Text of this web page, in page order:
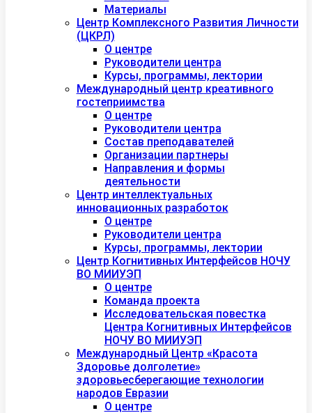
Материалы
Центр Комплексного Развития Личности
(ЦКРЛ)
О центре
Руководители центра
Курсы, программы, лектории
Международный центр креативного
гостеприимства
О центре
Руководители центра
Состав преподавателей
Организации партнеры
Направления и формы
деятельности
Центр интеллектуальных
инновационных разработок
О центре
Руководители центра
Курсы, программы, лектории
Центр Когнитивных Интерфейсов НОЧУ
ВО МИИУЭП
О центре
Команда проекта
Исследовательская повестка
Центра Когнитивных Интерфейсов
НОЧУ ВО МИИУЭП
Международный Центр «Красота
Здоровье долголетие»
здоровьесберегающие технологии
народов Евразии
О центре